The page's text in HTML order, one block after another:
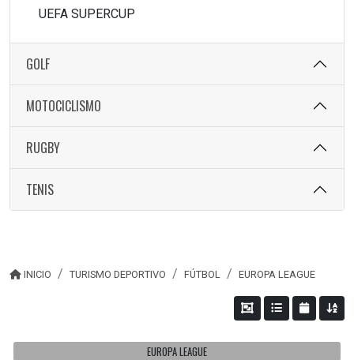
UEFA SUPERCUP
GOLF
MOTOCICLISMO
RUGBY
TENIS
INICIO TURISMO DEPORTIVO FÚTBOL EUROPA LEAGUE
EUROPA LEAGUE